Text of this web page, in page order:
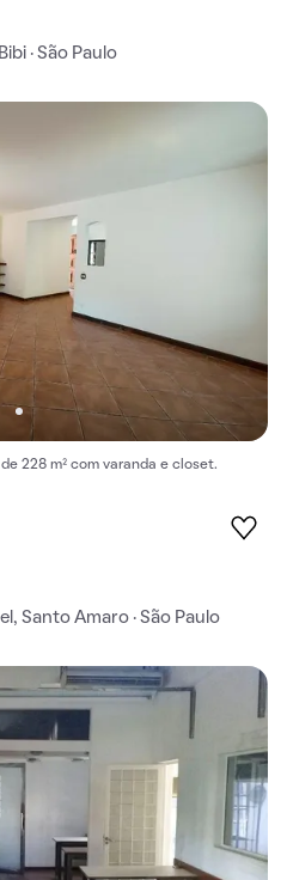
· São Paulo
228 m² com varanda e closet.
Santo Amaro · São Paulo